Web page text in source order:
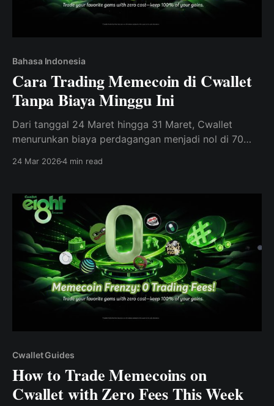
Bahasa Indonesia
Cara Trading Memecoin di Cwallet
Tanpa Biaya Minggu Ini
Dari tanggal 24 Maret hingga 31 Maret, Cwallet
menurunkan biaya perdagangan menjadi nol di 70
24 Mar 20264 min read
Cwallet Guides
How to Trade Memecoins on
Cwallet with Zero Fees This Week